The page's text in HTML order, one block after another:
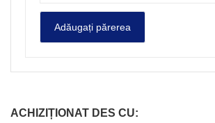
ACHIZIȚIONAT DES CU: